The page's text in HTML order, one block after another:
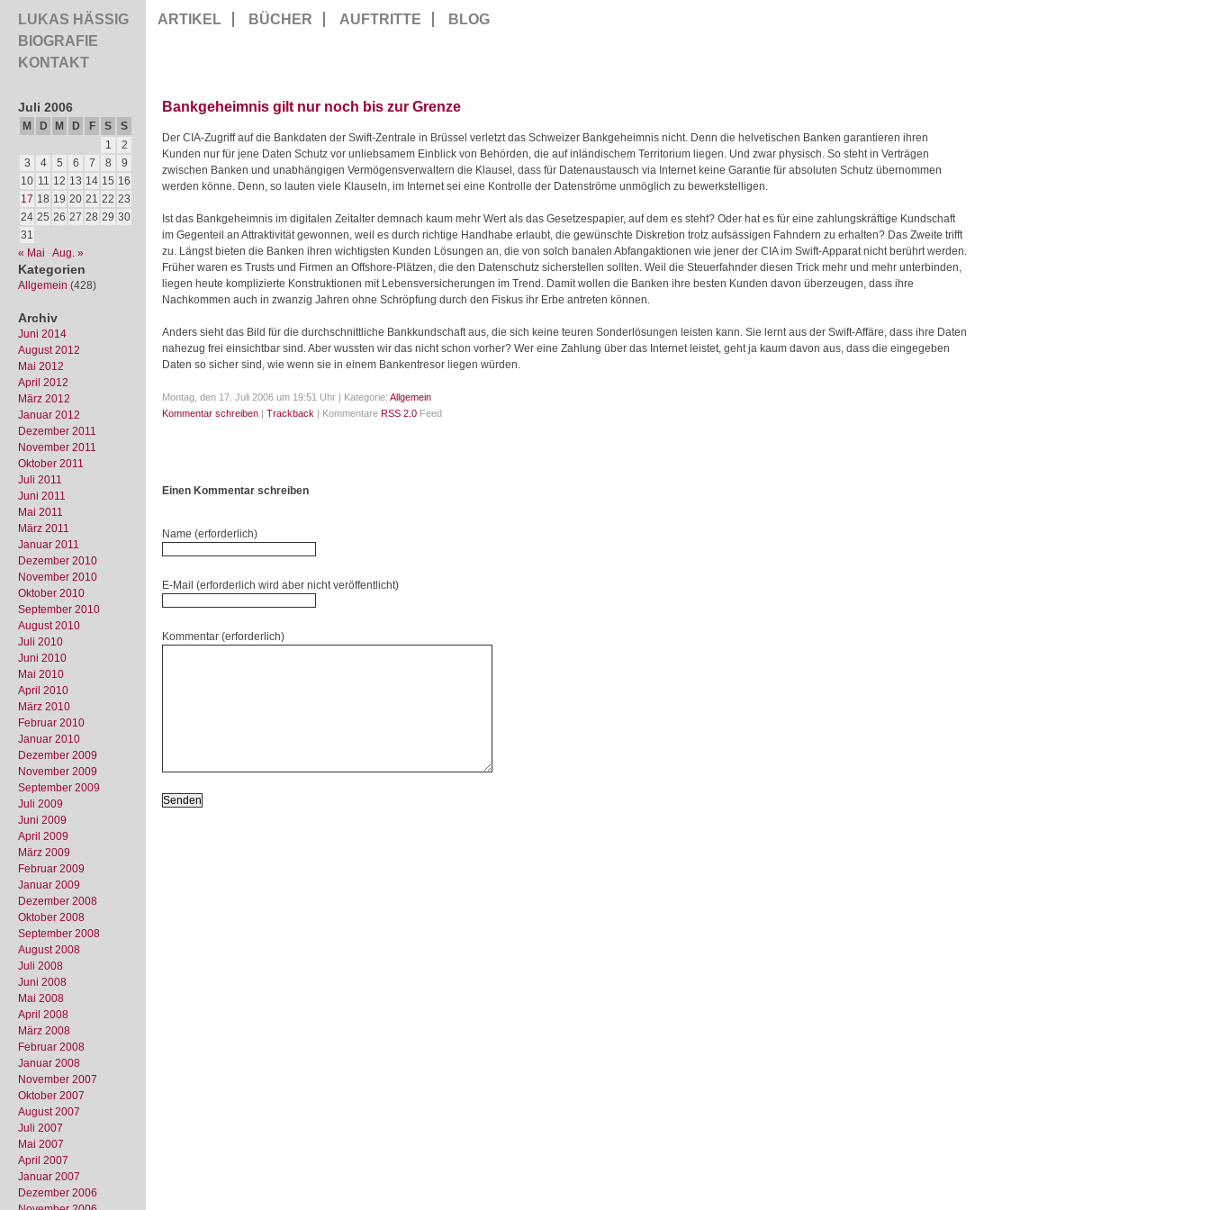
LUKAS HÄSSIG
BIOGRAFIE
KONTAKT
ARTIKEL BÜCHER AUFTRITTE BLOG
Juli 2006
M D M D F S
S
1
2
3
4 5 6 7 8
9
10 11 12 13 14 15 16
17 18 19 20 21 22 23
24 25 26 27 28 29 30
31
« Mai
Aug. »
Kategorien
Allgemein (428)
Archiv
Juni 2014
August 2012
Mai 2012
April 2012
März 2012
Januar 2012
Dezember 2011
November 2011
Oktober 2011
Juli 2011
Juni 2011
Mai 2011
März 2011
Januar 2011
Dezember 2010
November 2010
Oktober 2010
September 2010
August 2010
Juli 2010
Juni 2010
Mai 2010
April 2010
März 2010
Februar 2010
Januar 2010
Dezember 2009
November 2009
September 2009
Juli 2009
Juni 2009
April 2009
März 2009
Februar 2009
Januar 2009
Dezember 2008
Oktober 2008
September 2008
August 2008
Juli 2008
Juni 2008
Mai 2008
April 2008
März 2008
Februar 2008
Januar 2008
November 2007
Oktober 2007
August 2007
Juli 2007
Mai 2007
April 2007
Januar 2007
Dezember 2006
Bankgeheimnis gilt nur noch bis zur Grenze
Der CIA-Zugriff auf die Bankdaten der Swift-Zentrale in Brüssel verletzt das Schweizer Bankgeheimnis nicht. Denn die helvetischen Banken garantieren ihren
Kunden nur für jene Daten Schutz vor unliebsamem Einblick von Behörden, die auf inländischem Territorium liegen. Und zwar physisch. So steht in Verträgen
zwischen Banken und unabhängigen Vermögensverwaltern die Klausel, dass für Datenaustausch via Internet keine Garantie für absoluten Schutz übernommen
werden könne. Denn, so lauten viele Klauseln, im Internet sei eine Kontrolle der Datenströme unmöglich zu bewerkstelligen.
Ist das Bankgeheimnis im digitalen Zeitalter demnach kaum mehr Wert als das Gesetzespapier, auf dem es steht? Oder hat es für eine zahlungskräftige Kundschaft
im Gegenteil an Attraktivität gewonnen, weil es durch richtige Handhabe erlaubt, die gewünschte Diskretion trotz aufsässigen Fahndern zu erhalten? Das Zweite trifft
zu. Längst bieten die Banken ihren wichtigsten Kunden Lösungen an, die von solch banalen Abfangaktionen wie jener der CIA im Swift-Apparat nicht berührt werden.
Früher waren es Trusts und Firmen an Offshore-Plätzen, die den Datenschutz sicherstellen sollten. Weil die Steuerfahnder diesen Trick mehr und mehr unterbinden,
liegen heute komplizierte Konstruktionen mit Lebensversicherungen im Trend. Damit wollen die Banken ihre besten Kunden davon überzeugen, dass ihre
Nachkommen auch in zwanzig Jahren ohne Schröpfung durch den Fiskus ihr Erbe antreten können.
Anders sieht das Bild für die durchschnittliche Bankkundschaft aus, die sich keine teuren Sonderlösungen leisten kann. Sie lernt aus der Swift-Affäre, dass ihre Daten
nahezug frei einsichtbar sind. Aber wussten wir das nicht schon vorher? Wer eine Zahlung über das Internet leistet, geht ja kaum davon aus, dass die eingegeben
Daten so sicher sind, wie wenn sie in einem Bankentresor liegen würden.
Montag, den 17. Juli 2006 um 19:51 Uhr | Kategorie: Allgemein
Kommentar schreiben | Trackback | Kommentare RSS 2.0 Feed
Einen Kommentar schreiben
Name (erforderlich)
E-Mail (erforderlich wird aber nicht veröffentlicht)
Kommentar (erforderlich)